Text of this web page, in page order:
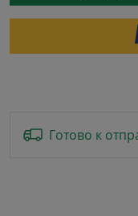
Готово к